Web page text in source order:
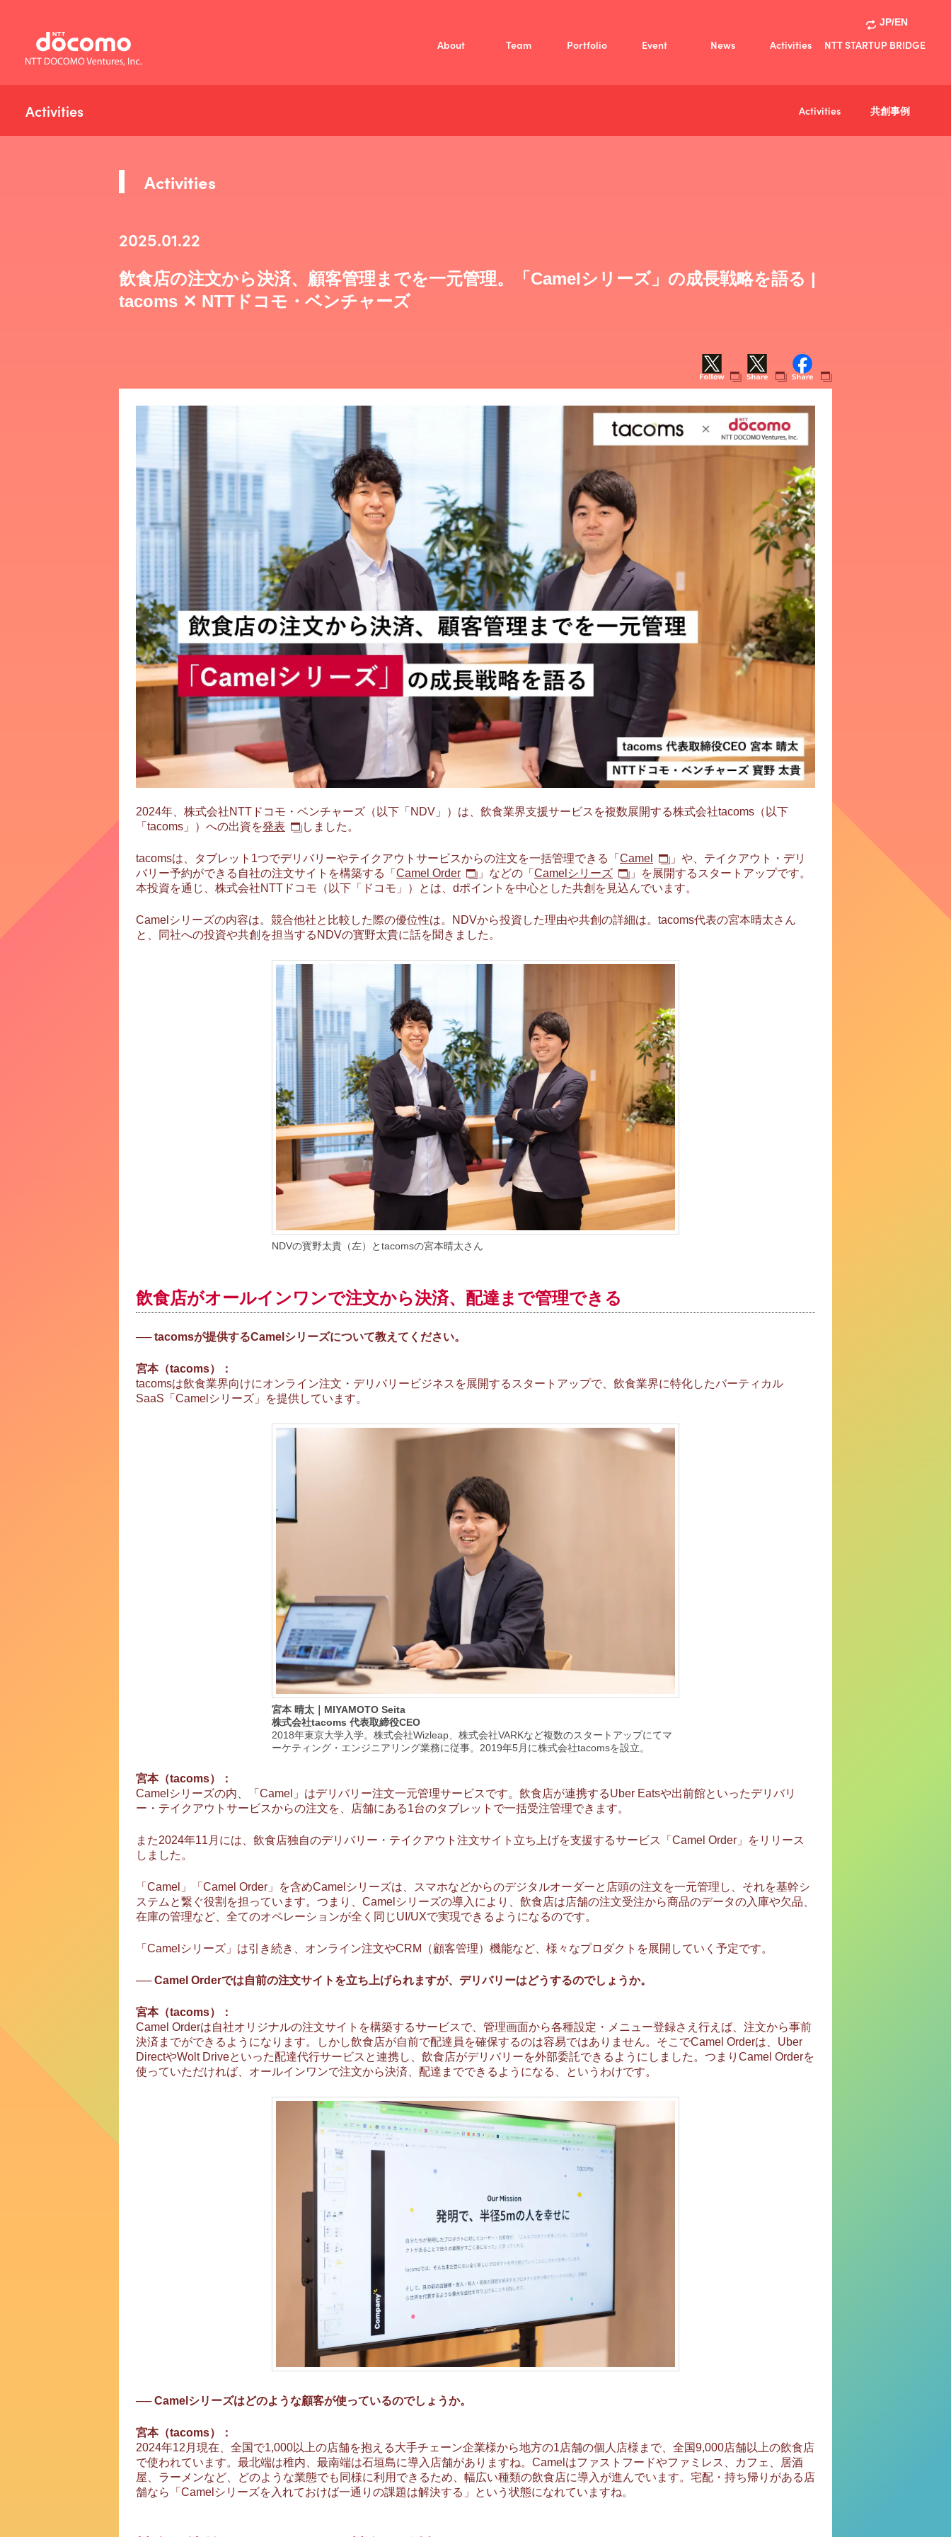
JP/EN
About
ファンド概要
Team
Portfolio Event News
Activities
NTT STARTUP BRIDGE
Activities Activities 共創事例
Activities
2025.01.22
飲食店の注文から決済、顧客管理までを一元管理。「Camelシリーズ」の成長戦略を語る |
tacoms ✕ NTTドコモ・ベンチャーズ
2024年、株式会社NTTドコモ・ベンチャーズ（以下「NDV」）は、飲食業界支援サービスを複数展開する株式会社tacoms（以下
「tacoms」）への出資を発表 しました。
tacomsは、タブレット1つでデリバリーやテイクアウトサービスからの注文を一括管理できる「 Camel
」や、テイクアウト・デリ
バリー予約ができる自社の注文サイトを構築する「 Camel Order 」などの「 Camelシリーズ
」を展開するスタートアップです。
本投資を通じ、株式会社NTTドコモ（以下「ドコモ」）とは、dポイントを中心とした共創を見込んでいます。
Camelシリーズの内容は。競合他社と比較した際の優位性は。NDVから投資した理由や共創の詳細は。tacoms代表の宮本晴太さん
と、同社への投資や共創を担当するNDVの寳野太貴に話を聞きました。
NDVの寳野太貴（左）とtacomsの宮本晴太さん
飲食店がオールインワンで注文から決済、配達まで管理できる
── tacomsが提供するCamelシリーズについて教えてください。
宮本（tacoms）：
tacomsは飲食業界向けにオンライン注文・デリバリービジネスを展開するスタートアップで、飲食業界に特化したバーティカル
SaaS「Camelシリーズ」を提供しています。
宮本 晴太｜MIYAMOTO Seita
株式会社tacoms 代表取締役CEO
2018年東京大学入学。株式会社Wizleap、株式会社VARKなど複数のスタートアップにてマ
ーケティング・エンジニアリング業務に従事。2019年5月に株式会社tacomsを設立。
宮本（tacoms）：
Camelシリーズの内、「Camel」はデリバリー注文一元管理サービスです。飲食店が連携するUber Eatsや出前館といったデリバリ
ー・テイクアウトサービスからの注文を、店舗にある1台のタブレットで一括受注管理できます。
また2024年11月には、飲食店独自のデリバリー・テイクアウト注文サイト立ち上げを支援するサービス「Camel Order」をリリース
しました。
「Camel」「Camel Order」を含めCamelシリーズは、スマホなどからのデジタルオーダーと店頭の注文を一元管理し、それを基幹シ
ステムと繋ぐ役割を担っています。つまり、Camelシリーズの導入により、飲食店は店舗の注文受注から商品のデータの入庫や欠品、
在庫の管理など、全てのオペレーションが全く同じUI/UXで実現できるようになるのです。
「Camelシリーズ」は引き続き、オンライン注文やCRM（顧客管理）機能など、様々なプロダクトを展開していく予定です。
── Camel Orderでは自前の注文サイトを立ち上げられますが、デリバリーはどうするのでしょうか。
宮本（tacoms）：
Camel Orderは自社オリジナルの注文サイトを構築するサービスで、管理画面から各種設定・メニュー登録さえ行えば、注文から事前
決済までができるようになります。しかし飲食店が自前で配達員を確保するのは容易ではありません。そこでCamel Orderは、Uber
DirectやWolt Driveといった配達代行サービスと連携し、飲食店がデリバリーを外部委託できるようにしました。つまりCamel Orderを
使っていただければ、オールインワンで注文から決済、配達までできるようになる、というわけです。
── Camelシリーズはどのような顧客が使っているのでしょうか。
宮本（tacoms）：
2024年12月現在、全国で1,000以上の店舗を抱える大手チェーン企業様から地方の1店舗の個人店様まで、全国9,000店舗以上の飲食店
で使われています。最北端は稚内、最南端は石垣島に導入店舗がありますね。Camelはファストフードやファミレス、カフェ、居酒
屋、ラーメンなど、どのような業態でも同様に利用できるため、幅広い種類の飲食店に導入が進んでいます。宅配・持ち帰りがある店
舗なら「Camelシリーズを入れておけば一通りの課題は解決する」という状態になれていますね。